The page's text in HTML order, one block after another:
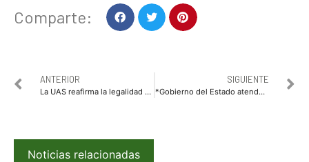
Comparte:
ANTERIOR
La UAS reafirma la legalidad de su reingeniería financiera; sostiene los amparos presentados por algunos jubilados no tienen sustento y son improcedentes
SIGUIENTE
*Gobierno del Estado atenderá a ciudadanos afectados por los altos cobros de CFE: Gobernadora Yeraldine*
Noticias relacionadas